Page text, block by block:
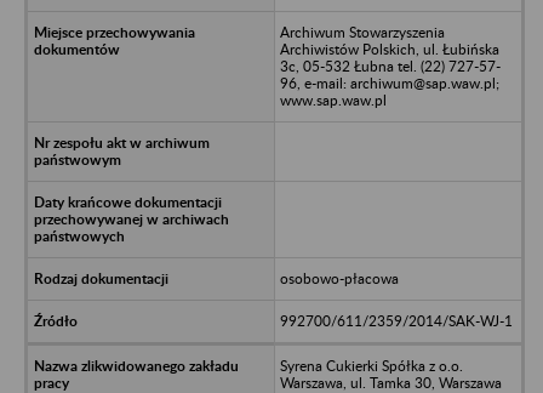
Archiwum Stowarzyszenia
Archiwistów Polskich, ul. Łubińska
3c, 05-532 Łubna tel. (22) 727-57-
96, e-mail: archiwum@sap.waw.pl;
www.sap.waw.pl
osobowo-płacowa
992700/611/2359/2014/SAK-WJ-1
Syrena Cukierki Spółka z o.o.
Warszawa, ul. Tamka 30, Warszawa